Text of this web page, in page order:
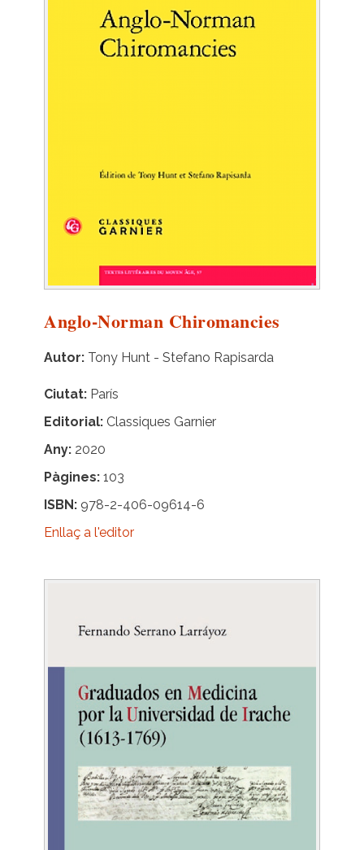
Anglo-Norman Chiromancies
Autor Tony Hunt - Stefano Rapisarda
Ciutat París
Editorial Classiques Garnier
Any 2020
Pàgines 103
ISBN
978-2-406-09614-6
Enllaç a l'editor